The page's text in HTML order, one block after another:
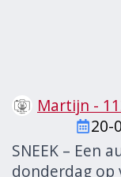
Martijn -
20-
SNEEK – Een
donderdag op